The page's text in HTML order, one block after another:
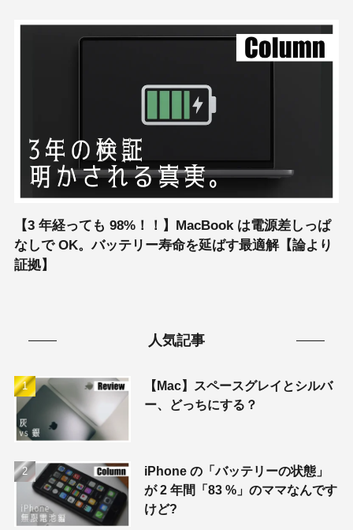
【3 年経っても 98%！！】MacBook は電源差しっぱ
なしで OK。バッテリー寿命を延ばす最適解【論より
証拠】
人気記事
【Mac】スペースグレイとシルバ
ー、どっちにする？
iPhone の「バッテリーの状態」
が 2 年間「83 %」のママなんです
けど?